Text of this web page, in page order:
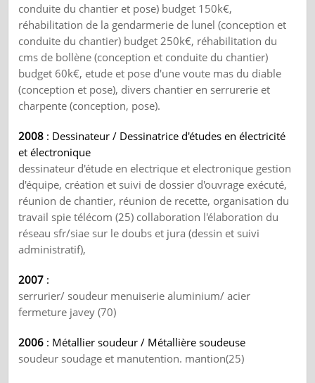
conduite du chantier et pose) budget 150k€,
réhabilitation de la gendarmerie de lunel (conception et
conduite du chantier) budget 250k€, réhabilitation du
cms de bollène (conception et conduite du chantier)
budget 60k€, etude et pose d'une voute mas du diable
(conception et pose), divers chantier en serrurerie et
charpente (conception, pose).
2008 : Dessinateur / Dessinatrice d'études en électricité
et électronique
dessinateur d'étude en electrique et electronique gestion
d'équipe, création et suivi de dossier d'ouvrage exécuté,
réunion de chantier, réunion de recette, organisation du
travail spie télécom (25) collaboration l'élaboration du
réseau sfr/siae sur le doubs et jura (dessin et suivi
administratif),
2007 :
serrurier/ soudeur menuiserie aluminium/ acier
fermeture javey (70)
2006 : Métallier soudeur / Métallière soudeuse
soudeur soudage et manutention. mantion(25)